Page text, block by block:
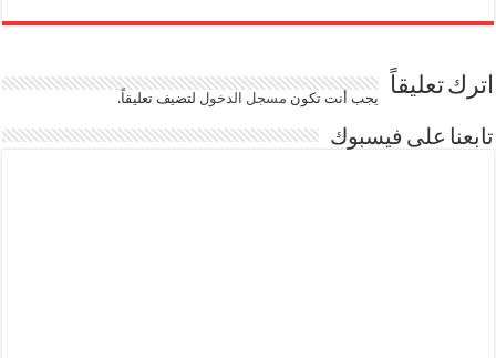
اترك تعليقاً يجب أنت تكون مسجل الدخوللتضيف تعليقاً.
تابعنا على فيسبوك